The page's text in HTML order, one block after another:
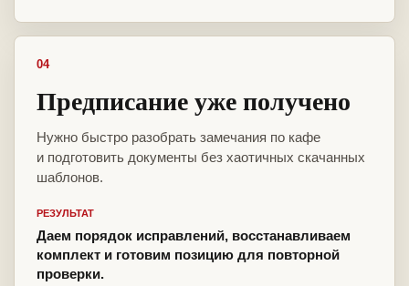
04
Предписание уже получено
Нужно быстро разобрать замечания по кафе
и подготовить документы без хаотичных скачанных
шаблонов.
РЕЗУЛЬТАТ
Даем порядок исправлений, восстанавливаем
комплект и готовим позицию для повторной
проверки.